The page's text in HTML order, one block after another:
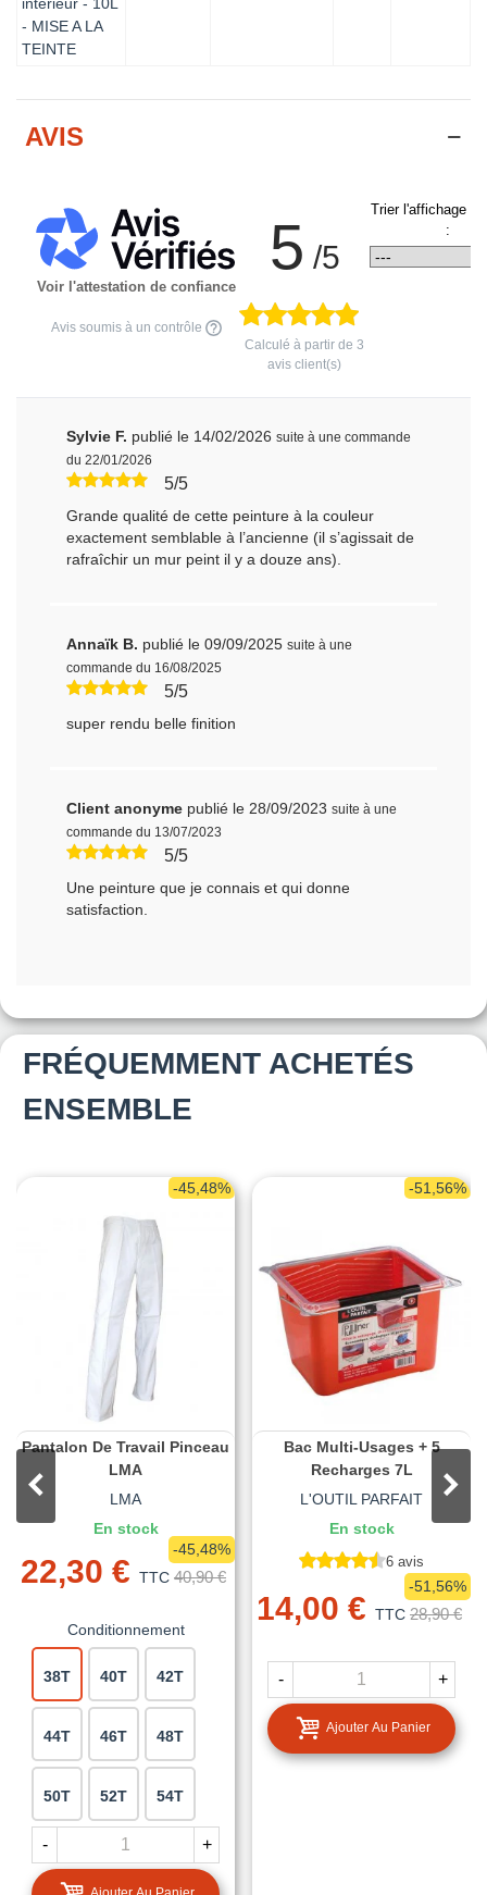
- MISE A LA
TEINTE
AVIS
Voir l'attestation de confiance
Avis soumis à un contrôle
5 /5
Calculé à partir de 3
avis client(s)
Trier l'affichage
:
Sylvie F. publié le 14/02/2026 suite à une commande
du 22/01/2026
5/5
Grande qualité de cette peinture à la couleur
exactement semblable à l’ancienne (il s’agissait de
rafraîchir un mur peint il y a douze ans).
Annaïk B. publié le 09/09/2025 suite à une
commande du 16/08/2025
5/5
super rendu belle finition
Client anonyme publié le 28/09/2023 suite à une
commande du 13/07/2023
5/5
Une peinture que je connais et qui donne
satisfaction.
FRÉQUEMMENT ACHETÉS
ENSEMBLE
-45,48%
Pantalon De Travail Pinceau
LMA
LMA
En stock
22,30 € TTC 40,90 €
-45,48%
Conditionnement
38T 40T 42T
44T 46T 48T
50T 52T 54T
- +
-51,56%
Bac Multi-Usages + 5
Recharges 7L
L'OUTIL PARFAIT
En stock
6 avis
14,00 € TTC 28,90 €
-51,56%
- +
Ajouter Au Panier